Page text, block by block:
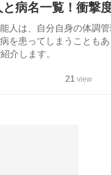
病名一覧！衝撃
人は、自分自身の体調
を患ってしまうことも
介します。
21 view